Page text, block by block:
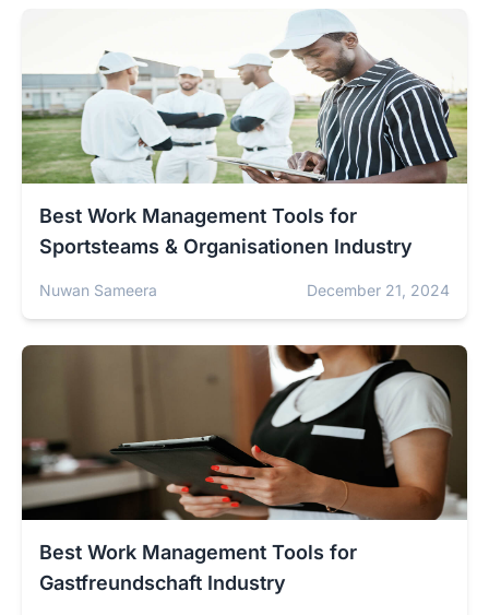
Best Work Management Tools for
Sportsteams & Organisationen Industry
Nuwan Sameera December 21, 2024
Best Work Management Tools for
Gastfreundschaft Industry